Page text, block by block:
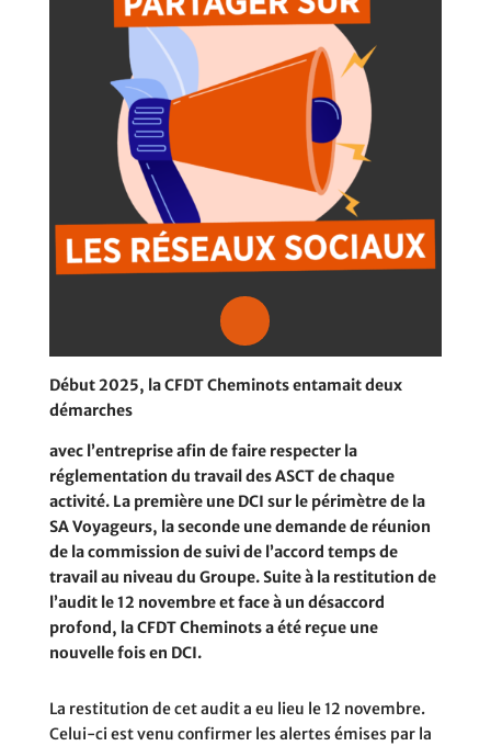
Début 2025, la CFDT Cheminots entamait deux
démarches
avec l’entreprise afin de faire respecter la
réglementation du travail des ASCT de chaque
activité. La première une DCI sur le périmètre de la
SA Voyageurs, la seconde une demande de réunion
de la commission de suivi de l’accord temps de
travail au niveau du Groupe. Suite à la restitution de
l’audit le 12 novembre et face à un désaccord
profond, la CFDT Cheminots a été reçue une
nouvelle fois en DCI.
La restitution de cet audit a eu lieu le 12 novembre.
Celui-ci est venu confirmer les alertes émises par la